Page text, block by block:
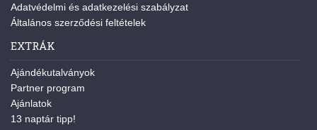
Adatvédelmi és adatkezelési szabályzat
Általános szerződési feltételek
EXTRÁK
Ajándékutalványok
Partner program
Ajánlatok
13 naptár tipp!